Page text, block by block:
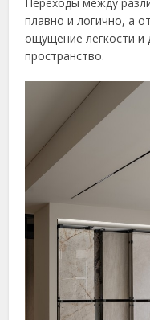
плавно и логично, а
ощущение лёгкости и
пространство.